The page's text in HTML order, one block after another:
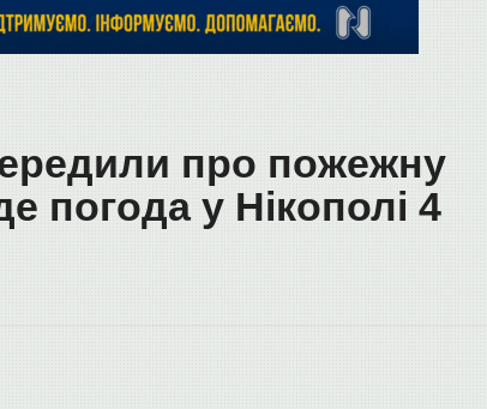
про пожежну
погода у Нікополі 4